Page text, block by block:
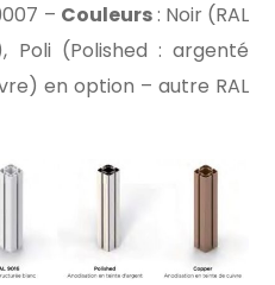
– Couleurs: Noir (RAL
Poli (Polished : argenté
en option – autre RAL